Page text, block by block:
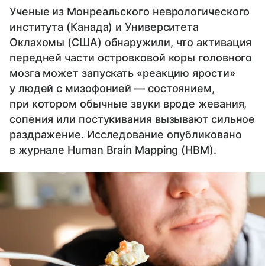
Ученые из Монреальского неврологического
института (Канада) и Университета
Оклахомы (США) обнаружили, что активация
передней части островковой коры головного
мозга может запускать «реакцию ярости»
у людей с мизофонией — состоянием,
при котором обычные звуки вроде жевания,
сопения или постукивания вызывают сильное
раздражение. Исследование опубликовано
в журнале Human Brain Mapping (HBM).